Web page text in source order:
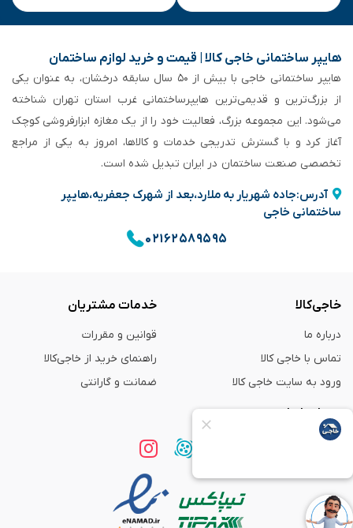
هایپر ساختمانی خاجی‌ کالا | قیمت و خرید لوازم ساختمان
هایپر ساختمانی خاجی‌ با بیش از ۵۰ سال سابقه‌ درخشان، به عنوان یکی
از بزرگ‌ترین و قدیمی‌ترین هایپرساختمانی‌ غرب استان تهران شناخته
می‌شود. این مجموعه بزرگ، فعالیت خود را از یک مغازه ابزارفروشی کوچک
آغاز کرد و با گسترش تدریجی خدمات و کالاها، امروز به یکی از مراجع
تخصصی صنعت ساختمان در ایران تبدیل شده است.
آدرس:جاده شهریار به ملارد،بعد از شهرک جعفریه،هایپر
ساختمانی خاجی
۰۲۱۶۲۵۸۹۵۹۵
خاجی‌کالا
درباره ما
تماس با خاجی کالا
ورود به سایت خاجی‌ کالا
خدمات مشتریان
قوانین و مقررات
راهنمای خرید از خاجی‌کالا
ضمانت و گارانتی
همراه با ما